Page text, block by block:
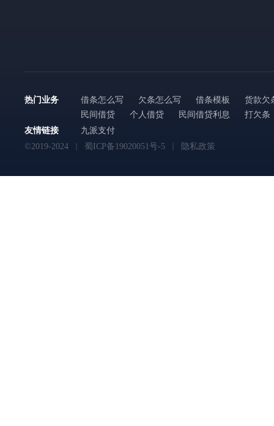
热门业务 借条怎么写 欠条怎么写 借条模板
货款欠
民间借贷
个人借贷 民间借贷利息
打欠条
友情链接
九派支付
©2019-2024
蜀ICP备19020051号-5 隐私政策